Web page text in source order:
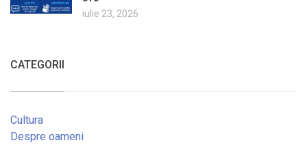
iulie 23, 2026
CATEGORII
Cultura
Despre oameni